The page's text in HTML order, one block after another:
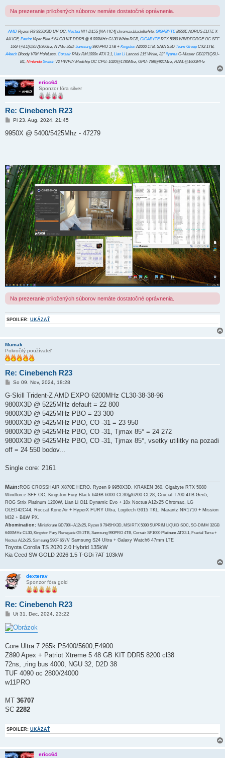
Na prezeranie priložených súborov nemáte dostatočné oprávnenia.
AMD Ryzen R9 9950X3D UV-OC, NoctuaNH-D15S [NA-HC4] chromax.black&white, GIGABYTEB650E AORUS ELITE X
AX ICE, PatriotViper Elite 5 64 GB KIT DDR5 @ 6 000MHz CL30 White RGB, GIGABYTERTX 5080 WINDFORCE OC SFF
16G @3,1(0,95V)/36Ghz, NVMe SSD Samsung990 PRO 1TB + Kingston A2000 1TB, SATA SSD Team GroupCX2 1TB,
A4tech Bloody V7M HoleLess, Corsair RMx RM1000x ATX 3.1, Lian Li Lancool 215 White, 32" iiyama G-Master GB3271QSU-
B1, Nintendo Switch V2 HWFLY Modchip OC CPU: 1020@1785Mhz, GPU: 768@921Mhz, RAM:@1600MHz
ericc64
Sponzor fóra silver
Re: Cinebench R23
P
í
k
Pi 23. Aug, 2024, 21:45
9950X @ 5400/5425Mhz - 47279
Na prezeranie priložených súborov nemáte dostatočné oprávnenia.
SPOILER: UKÁZAŤ
Mumak
Pokročilý používateľ
Re: Cinebench R23
P
p
e
o
k
So 09. Nov, 2024, 18:28
G-Skill Trident-Z AMD EXPO 6200MHz CL30-38-38-96
9800X3D @ 5225MHz default = 22 800
9800X3D @ 5425MHz PBO = 23 300
9800X3D @ 5425MHz PBO, CO -31 = 23 950
9800X3D @ 5425MHz PBO, CO -31, Tjmax 85° = 24 272
9800X3D @ 5425MHz PBO, CO -31, Tjmax 85°, vsetky utilitky na pozadi
off = 24 550 bodov...
Single core: 2161
Main: ROG CROSSHAIR X870E HERO, Ryzen 9 9950X3D, KRAKEN 360, Gigabyte RTX 5080
Windforce SFF OC, Kingston Fury Black 64GB 6000 CL30@6200 CL28, Crucial T700 4TB Gen5,
ROG Strix Platinum 1200W, Lian Li O11 Dynamic Evo + 10x Noctua A12x25 Chromax, LG
OLED42C44, Roccat Kone Air + HyperX FURY Ultra, Logitech G915 TKL, Marantz NR1710 + Mission
M32 + B&W PX.
Abomination: Minisforum BD790i+A12x25, Ryzen 9 7945HX3D, MSI RTX 5090 SUPRIM LIQUID SOC, SO-DIMM 32GB
6400MHz CL30, Kingston Fury Renegade G5 2TB, Samsung 990PRO 4TB, Corsair SF1000 Platinum ATX3.1, Fractal Terra +
Noctua A12x25, Samsung S90F 65"/// Samsung S24 Ultra + Galaxy Watch6 47mm LTE
Toyota Corolla TS 2020 2.0 Hybrid 135kW
Kia Ceed SW GOLD 2026 1.5 T-GDi 7AT 103kW
dexterav
Sponzor fóra gold
Re: Cinebench R23
P
í
s
e
v
o
k
Ut 31. Dec, 2024, 23:22
Core Ultra 7 265k P5400/5600,E4900
Z890 Apex + Patriot Xtreme 5 48 GB KIT DDR5 8200 cl38
72ns, ,ring bus 4000, NGU 32, D2D 38
TUF 4090 oc 2800/24000
w11PRO
MT 36707
SC 2282
SPOILER: UKÁZAŤ
ericc64